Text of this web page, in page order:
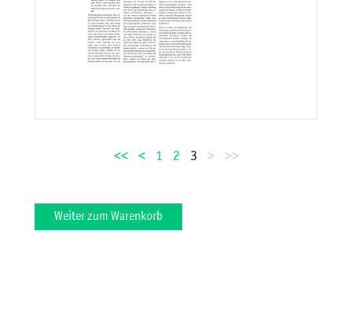
<< < 1 2 3 > >>
Weiter zum Warenkorb